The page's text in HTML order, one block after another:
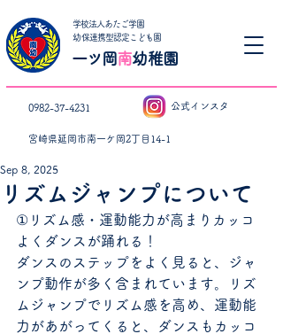
一ツ岡南幼稚園
学校法人あたご学園
​幼保連携型認定こども園
0982-37-4231
宮崎県延岡市南一ケ岡2丁目14-1
公式インスタ
リズムジャンプについて
Sep 8, 2025
①リズム感・運動能力が高まりカッコ
よくダンスが踊れる！
ダンスのステップをよく見ると、ジャ
ンプ動作が多く含まれています。リズ
ムジャンプでリズム感を高め、運動能
力があがってくると、ダンスもカッコ